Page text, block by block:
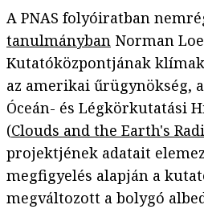
A PNAS folyóiratban
tanulmányban Norman
Kutatóközpontjának
az amerikai űrügynökség,
Óceán- és Légkörkutatási
(Clouds and the Earth's
projektjének adatait
megfigyelés alapján a
megváltozott a bolygó